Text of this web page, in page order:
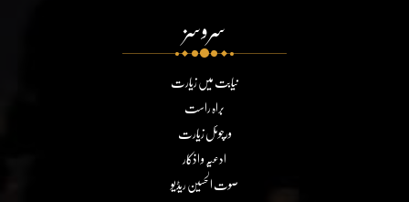
سروسز
نیابت میں زیارت
براہ راست
ورچوئل زیارت
ادعیہ و اذکار
صوت الحسین ریڈیو